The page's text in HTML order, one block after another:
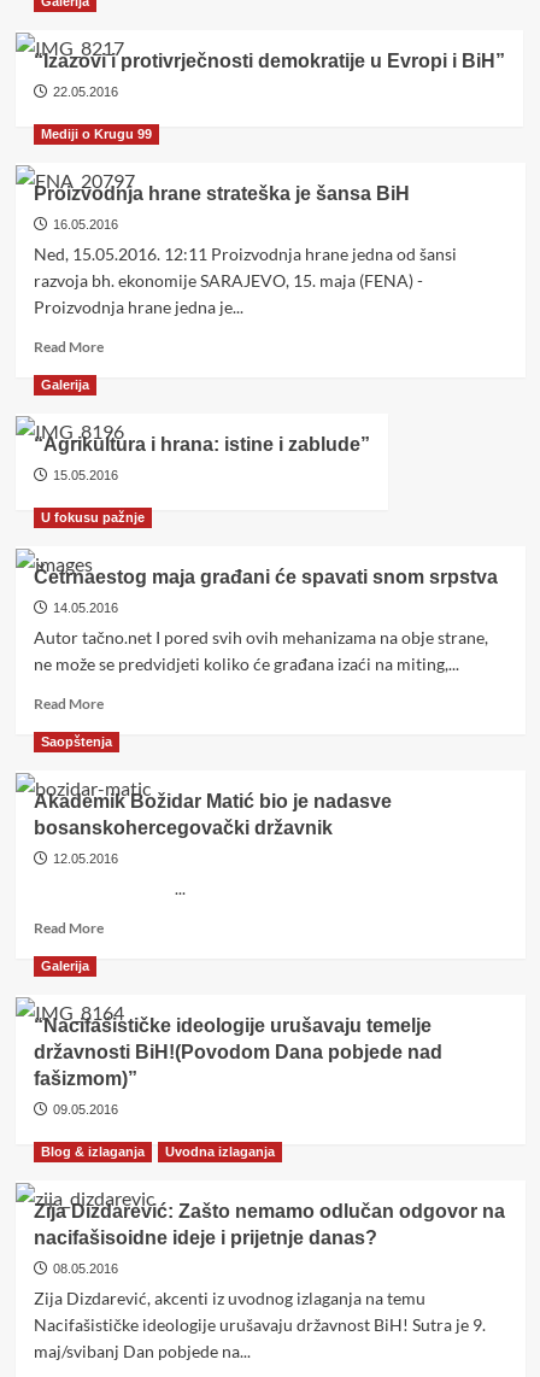
Političari
gledaju
na
politiku
kao
borbu
moć
“Izazovi i protivrječnosti demokratije u Evropi i BiH”
22.05.2016
Mediji o Krugu 99
Proizvodnja hrane strateška je šansa BiH
16.05.2016
Ned, 15.05.2016. 12:11 Proizvodnja hrane jedna od šansi
razvoja bh. ekonomije SARAJEVO, 15. maja (FENA) -
Proizvodnja hrane jedna je...
Read MoreRead
hrane
je
šansa
BiH
Galerija
“Agrikultura i hrana: istine i zablude”
15.05.2016
U fokusu pažnje
Četrnaestog maja građani će spavati snom srpstva
14.05.2016
Autor tačno.net I pored svih ovih mehanizama na obje strane,
ne može se predvidjeti koliko će građana izaći na miting,...
Read MoreRead
about
maja
će
spavati
Saopštenja
Akademik Božidar Matić bio je nadasve
bosanskohercegovački državnik
12.05.2016
...
Read MoreRead
Božidar
bio
je
nadasve
državnik
Galerija
“Nacifašističke ideologije urušavaju temelje
državnosti BiH!(Povodom Dana pobjede nad
fašizmom)”
09.05.2016
Blog & izlaganja Uvodna izlaganja
Zija Dizdarević: Zašto nemamo odlučan odgovor na
nacifašisoidne ideje i prijetnje danas?
08.05.2016
Zija Dizdarević, akcenti iz uvodnog izlaganja na temu
Nacifašističke ideologije urušavaju državnost BiH! Sutra je 9.
maj/svibanj Dan pobjede na...